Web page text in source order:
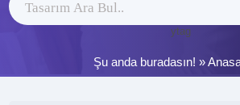
ytag
Şu anda buradasın! »